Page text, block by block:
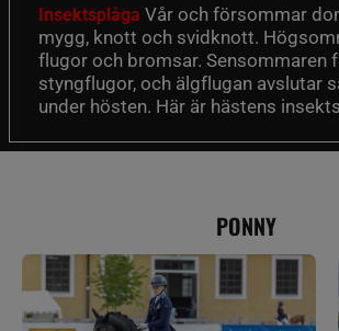
Insektsplåga Vår och försommar
mygg, knott och svidknott.
flugor och bromsar. Sensommaren
styngflugor, och älgflugan avslutar
under hösten. Här är hästens
PONNY